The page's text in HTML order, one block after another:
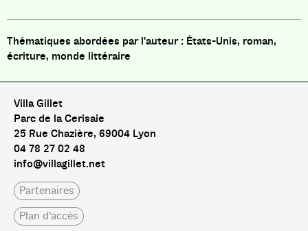
États-Unis, roman,
écriture, monde littéraire
Villa Gillet
Parc de la Cerisaie
25 Rue Chazière, 69004 Lyon
04 78 27 02 48
info@villagillet.net
Partenaires
Plan d'accès